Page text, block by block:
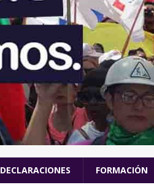
DECLARACIONES FORMACIÓN